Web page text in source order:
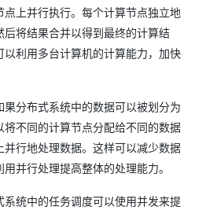
上并行执行。每个计算节点独立地
后将结果合并以得到最终的计算结
以利用多台计算机的计算能力，加快
分布式系统中的数据可以被划分为
将不同的计算节点分配给不同的数据
并行地处理数据。这样可以减少数据
并行处理提高整体的处理能力。
系统中的任务调度可以使用并发来提